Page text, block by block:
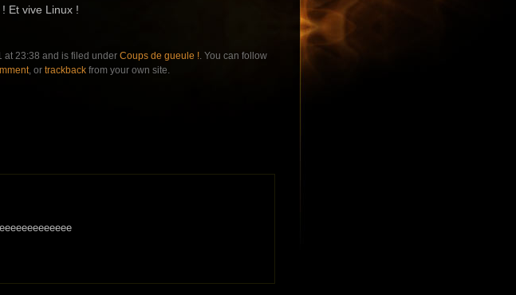
Et vive Linux !
at 23:38 and is filed under Coups de gueule !. You can follow
, or trackback from your own site.